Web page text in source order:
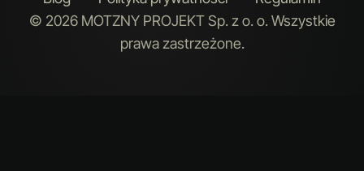
© 2026 MOTZNY PROJEKT Sp. z o. o. Wszystkie
prawa zastrzeżone.